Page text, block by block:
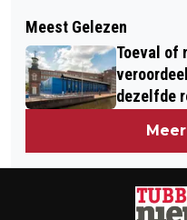
JOLLY JUMPERS
NIEUW
MANDER DRUK
SPORT,
Meest Gelezen
Toeval of
dezelfde